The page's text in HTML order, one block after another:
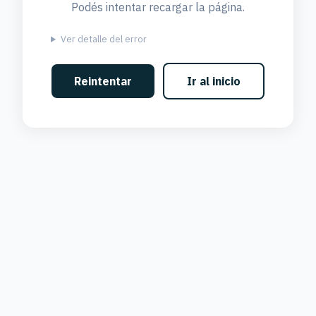
Podés intentar recargar la página.
Ver detalle del error
Reintentar Ir al inicio